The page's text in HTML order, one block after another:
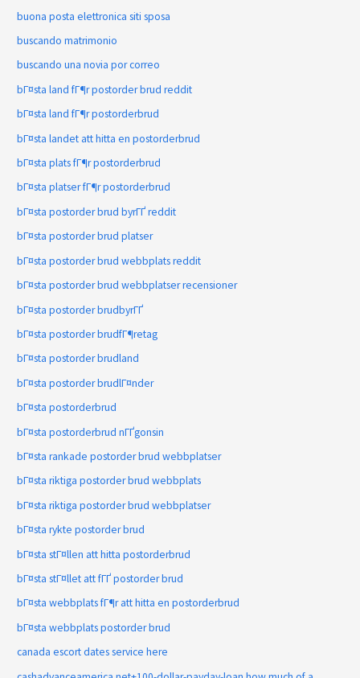
buona posta elettronica siti sposa
buscando matrimonio
buscando una novia por correo
bГ¤sta land fГ¶r postorder brud reddit
bГ¤sta land fГ¶r postorderbrud
bГ¤sta landet att hitta en postorderbrud
bГ¤sta plats fГ¶r postorderbrud
bГ¤sta platser fГ¶r postorderbrud
bГ¤sta postorder brud byrГҐ reddit
bГ¤sta postorder brud platser
bГ¤sta postorder brud webbplats reddit
bГ¤sta postorder brud webbplatser recensioner
bГ¤sta postorder brudbyrГҐ
bГ¤sta postorder brudfГ¶retag
bГ¤sta postorder brudland
bГ¤sta postorder brudlГ¤nder
bГ¤sta postorderbrud
bГ¤sta postorderbrud nГҐgonsin
bГ¤sta rankade postorder brud webbplatser
bГ¤sta riktiga postorder brud webbplats
bГ¤sta riktiga postorder brud webbplatser
bГ¤sta rykte postorder brud
bГ¤sta stГ¤llen att hitta postorderbrud
bГ¤sta stГ¤llet att fГҐ postorder brud
bГ¤sta webbplats fГ¶r att hitta en postorderbrud
bГ¤sta webbplats postorder brud
canada escort dates service here